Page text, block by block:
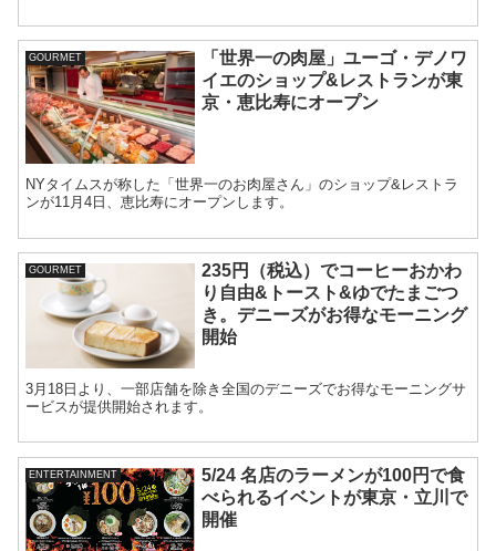
GOURMET
「世界一の肉屋」ユーゴ・デノワ
イエのショップ&レストランが東
京・恵比寿にオープン
NYタイムスが称した「世界一のお肉屋さん」のショップ&レストラ
ンが11月4日、恵比寿にオープンします。
GOURMET
235円（税込）でコーヒーおかわ
り自由&トースト&ゆでたまごつ
き。デニーズがお得なモーニング
開始
3月18日より、一部店舗を除き全国のデニーズでお得なモーニングサ
ービスが提供開始されます。
ENTERTAINMENT
5/24 名店のラーメンが100円で食
べられるイベントが東京・立川で
開催